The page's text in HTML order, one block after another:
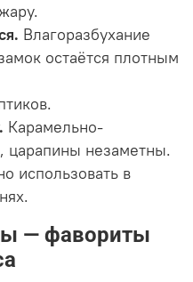
Влагоразбухание
остаётся плотным
Карамельно-
царапины незаметны.
использовать в
— фавориты